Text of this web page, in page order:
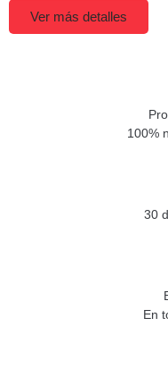
Ver más detalles
100%
30
En